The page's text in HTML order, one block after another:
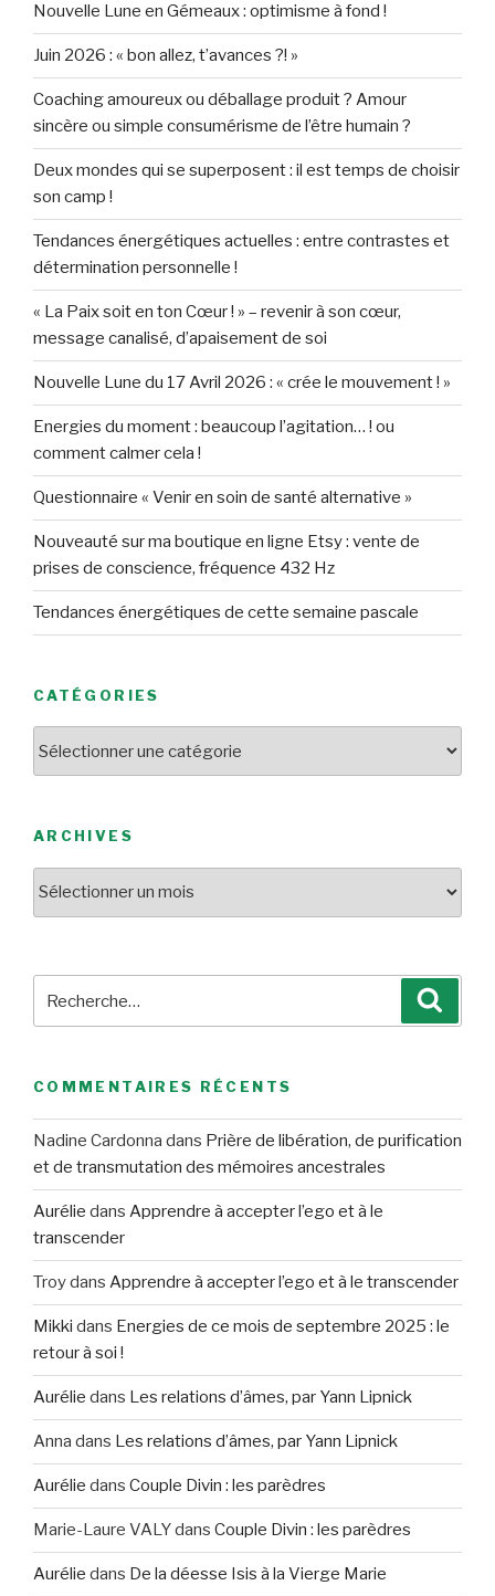
Nouvelle Lune en Gémeaux : optimisme à fond !
Juin 2026 : « bon allez, t’avances ?! »
Coaching amoureux ou déballage produit ? Amour
sincère ou simple consumérisme de l’être humain ?
Deux mondes qui se superposent : il est temps de choisir
son camp !
Tendances énergétiques actuelles : entre contrastes et
détermination personnelle !
« La Paix soit en ton Cœur ! » – revenir à son cœur,
message canalisé, d’apaisement de soi
Nouvelle Lune du 17 Avril 2026 : « crée le mouvement ! »
Energies du moment : beaucoup l’agitation… ! ou
comment calmer cela !
Questionnaire « Venir en soin de santé alternative »
Nouveauté sur ma boutique en ligne Etsy : vente de
prises de conscience, fréquence 432 Hz
Tendances énergétiques de cette semaine pascale
CATÉGORIES
ARCHIVES
COMMENTAIRES RÉCENTS
Nadine Cardonna dans Prière de libération, de purification
et de transmutation des mémoires ancestrales
Aurélie dans Apprendre à accepter l’ego et à le
transcender
Troydans Apprendre à accepter l’ego et à le transcender
Mikki dans Energies de ce mois de septembre 2025 : le
retour à soi !
Aurélie dans Les relations d’âmes, par Yann Lipnick
Anna dans Les relations d’âmes, par Yann Lipnick
Aurélie dans Couple Divin : les parèdres
Marie-Laure VALYdans Couple Divin : les parèdres
Aurélie dans De la déesse Isis à la Vierge Marie